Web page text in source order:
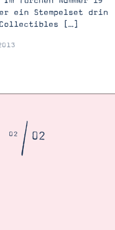
ein Stempelset drin
Collectibles […]
02/02